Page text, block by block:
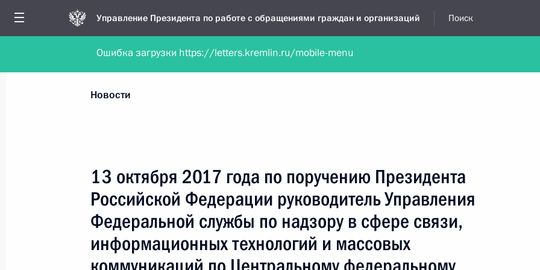
Управление Президента по работе с обращениями граждан и организаций Поиск
Обратиться в форме электронного документа Обратиться в устной форме
Все новости
Все руководители, регионы, города и темы
Новости
13 октября 2017 года по поручению Президента
Российской Федерации руководитель Управления
Федеральной службы по надзору в сфере связи,
информационных технологий и массовых
Ошибка загрузки https://letters.kremlin.ru/mobile-menu